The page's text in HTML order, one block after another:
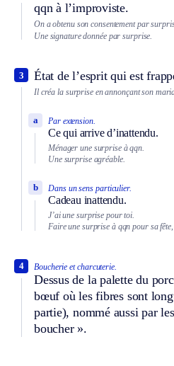
qqn à l’improviste.
On a obtenu son consentement par
Une signature donnée par surprise.
État de l’esprit qui est
3
Il créa la surprise en annonçant son
Par extension.
Ce qui arrive d’inattendu.
a
Ménager une surprise à qqn.
Une surprise agréable.
Dans un sens particulier.
Cadeau inattendu.
b
J’ai une surprise pour toi.
Faire une surprise à qqn pour sa fête,
Boucherie et charcuterie.
Dessus de la palette du
bœuf où les fibres sont
partie), nommé aussi par
boucher ».
4